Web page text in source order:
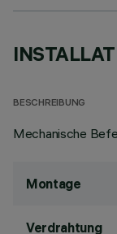
BESCHREIBUNG
Mechanische
Montage
Verdrahtung